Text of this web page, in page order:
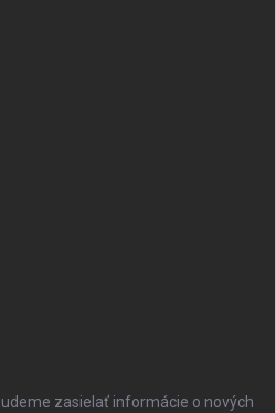
zasielať informácie o nových